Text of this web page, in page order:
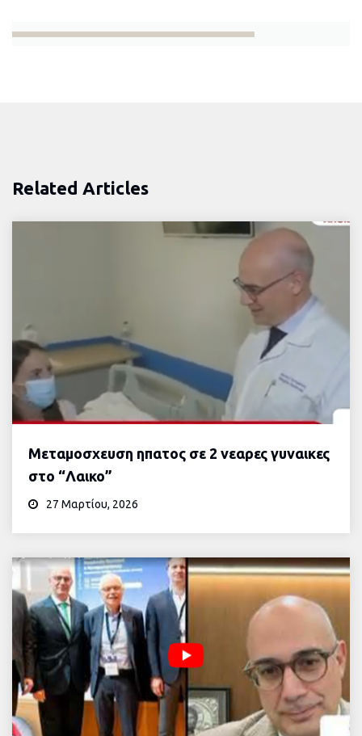
Related Articles
Μεταμοσχευση ηπατος σε 2 νεαρες γυναικες
στο “Λαικο”
27 Μαρτίου, 2026